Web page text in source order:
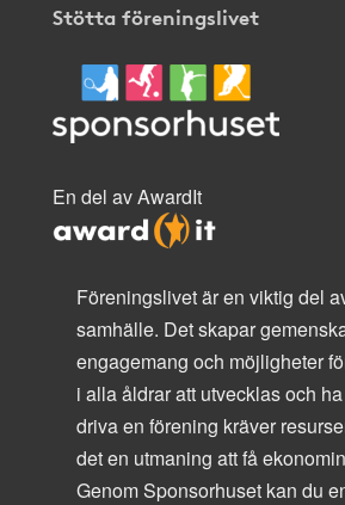
Stötta föreningslivet
En del av AwardIt
Föreningslivet är en viktig del
samhälle. Det skapar
engagemang och möjligheter
i alla åldrar att utvecklas och
driva en förening kräver
det en utmaning att få
Genom Sponsorhuset kan du